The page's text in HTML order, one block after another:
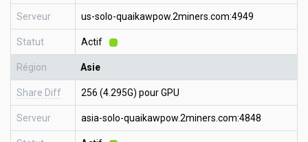
Serveur us-solo-quaikawpow.2miners.com:4949
Statut Actif
Région Asie
Share Diff 256 (4.295G) pour GPU
Serveur asia-solo-quaikawpow.2miners.com:4848